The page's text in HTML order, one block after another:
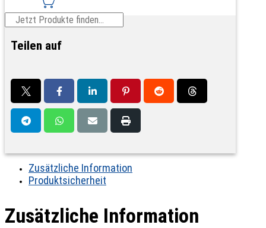
Komfortrand
Teilen auf
Zusätzliche Information
Produktsicherheit
Zusätzliche Information